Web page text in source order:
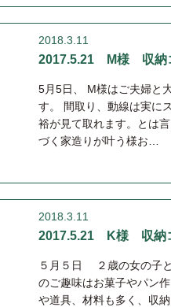
2018.3.11
2017.5.21 M様 収納
5月5日、 M様はご夫婦と
す。 間取り、動線は実に
裕が見て取れます。とは
づく家造りが叶う様お…
2018.3.11
2017.5.21 K様 収納
５月５日 ２歳の女の子
のご趣味はお菓子やパン
や道具、材料も多く、収